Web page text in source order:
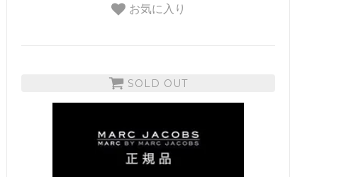
お気に入り
SOLD OUT